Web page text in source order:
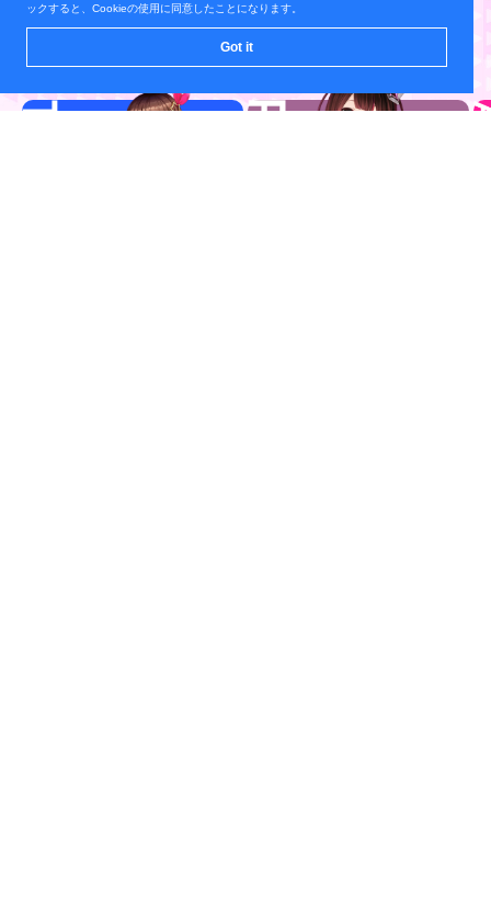
ックすると、Cookieの使用に同意したことになります。
Got it
TALENT
所属タレント